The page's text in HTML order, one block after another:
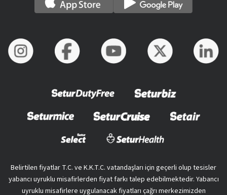
Belirtilen fiyatlar T.C. ve K.K.T.C. vatandaşları için geçerli olup tesisler
yabancı uyruklu misafirlerden fiyat farkı talep edebilmektedir. Yabancı
uyruklu misafirlere uygulanacak fiyatları çağrı merkezimizden